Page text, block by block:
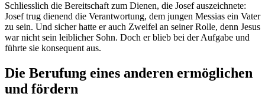
Schliesslich die Bereitschaft zum Dienen, die Josef auszeichnete:
Josef trug dienend die Verantwortung, dem jungen Messias ein Vater
zu sein. Und sicher hatte er auch Zweifel an seiner Rolle, denn Jesus
war nicht sein leiblicher Sohn. Doch er blieb bei der Aufgabe und
führte sie konsequent aus.
Die Berufung eines anderen ermöglichen
und fördern